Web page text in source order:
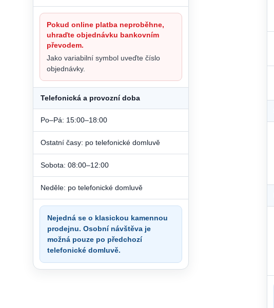
Pokud online platba neproběhne,
uhraďte objednávku bankovním
převodem.
Jako variabilní symbol uveďte číslo
objednávky.
Telefonická a provozní doba
Po–Pá: 15:00–18:00
Ostatní časy: po telefonické domluvě
Sobota: 08:00–12:00
Neděle: po telefonické domluvě
Nejedná se o klasickou kamennou
prodejnu. Osobní návštěva je
možná pouze po předchozí
telefonické domluvě.